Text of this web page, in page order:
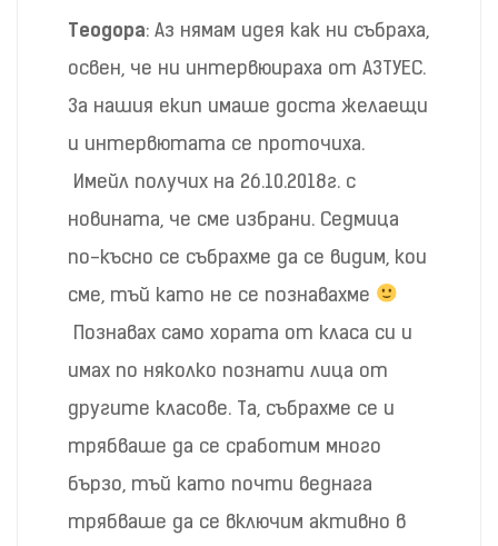
Теодора: Аз нямам идея как ни събраха,
освен, че ни интервюираха от АЗТУЕС.
За нашия екип имаше доста желаещи
и интервютата се проточиха.
Имейл получих на 26.10.2018г. с
новината, че сме избрани. Седмица
по-късно се събрахме да се видим, кои
сме, тъй като не се познавахме
Познавах само хората от класа си и
имах по няколко познати лица от
другите класове. Та, събрахме се и
трябваше да се сработим много
бързо, тъй като почти веднага
трябваше да се включим активно в